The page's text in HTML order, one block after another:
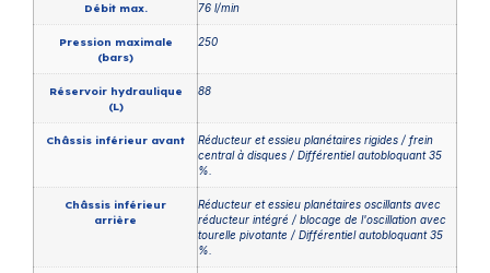
Débit max. 76 l/min
Pression maximale
(bars)
250
Réservoir hydraulique
(L)
88
Châssis inférieur avant
Réducteur et essieu planétaires rigides / frein
central à disques / Différentiel autobloquant 35
%.
Châssis inférieur
arrière
Réducteur et essieu planétaires oscillants avec
réducteur intégré / blocage de l'oscillation avec
tourelle pivotante / Différentiel autobloquant 35
%.